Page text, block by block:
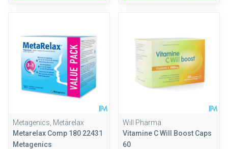
Metagenics, Metarelax
Metarelax Comp 180 22431
Metagenics
Will Pharma
Vitamine C Will Boost Caps
60